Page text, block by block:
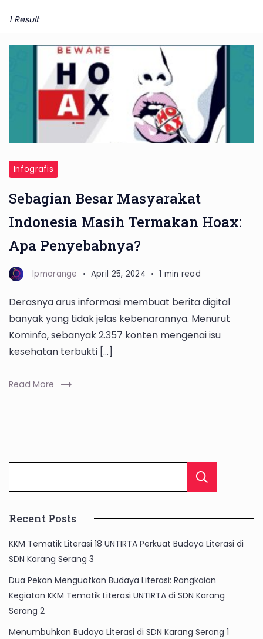
1 Result
Infografis
Sebagian Besar Masyarakat
Indonesia Masih Termakan Hoax:
Apa Penyebabnya?
lpmorange April 25, 2024 1 min read
Derasnya arus informasi membuat berita digital
banyak yang tidak jelas kebenarannya. Menurut
Kominfo, sebanyak 2.357 konten mengenai isu
kesehatan terbukti […]
Read More
Recent Posts
KKM Tematik Literasi 18 UNTIRTA Perkuat Budaya Literasi di
SDN Karang Serang 3
Dua Pekan Menguatkan Budaya Literasi: Rangkaian
Kegiatan KKM Tematik Literasi UNTIRTA di SDN Karang
Serang 2
Menumbuhkan Budaya Literasi di SDN Karang Serang 1